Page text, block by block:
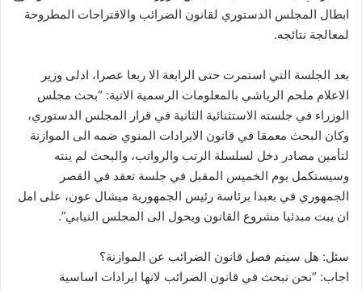
ابطال المجلس الدستوري لقانون الضرائب والاقتراحات المطروحة
لمعالجة نتائجه.
بعد الجلسة التي استمرت حتى الرابعة الا ربعا عصرا، ادلى وزير
الاعلام ملحم الرياشي بالمعلومات الرسمية الاتية: “بحث مجلس
الوزراء في جلسته الاستثنائية الثانية في قرار المجلس الدستوري،
وكان البحث معمقا في قانون الايرادات المنوي ضمه الى الموازنة
لتأمين مصادر دخل لسلسلة الرتب والرواتب، والبحث لم ينته
وسيستكمل يوم الخميس المقبل في جلسة تعقد في القصر
الجمهوري في بعبدا برئاسة رئيس الجمهورية ميشال عون، على امل
ان يبت مبدئيا مشروع القانون ويحول الى المجلس النيابي”.
سئل: هل سيتم فصل قانون الضرائب عن الموازنة؟
اجاب: “نحن نبحث في قانون الضرائب لانها ايرادات اساسية